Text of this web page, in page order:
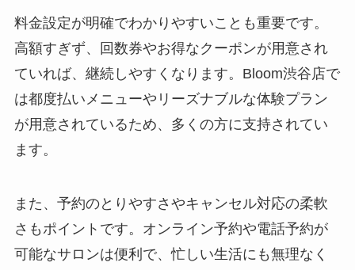
料金設定が明確でわかりやすいことも重要です。
高額すぎず、回数券やお得なクーポンが用意され
ていれば、継続しやすくなります。Bloom渋谷店で
は都度払いメニューやリーズナブルな体験プラン
が用意されているため、多くの方に支持されてい
ます。
また、予約のとりやすさやキャンセル対応の柔軟
さもポイントです。オンライン予約や電話予約が
可能なサロンは便利で、忙しい生活にも無理なく